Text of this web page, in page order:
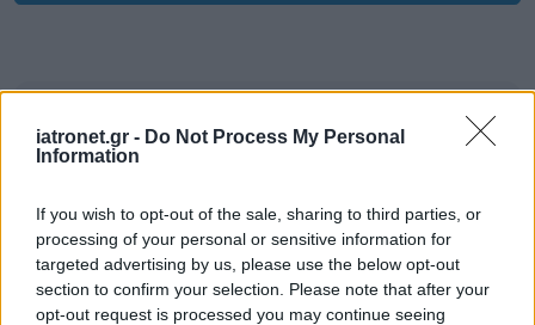
iatronet.gr - Do Not Process My Personal
Information
If you wish to opt-out of the sale, sharing to third parties, or
processing of your personal or sensitive information for
targeted advertising by us, please use the below opt-out
section to confirm your selection. Please note that after your
opt-out request is processed you may continue seeing